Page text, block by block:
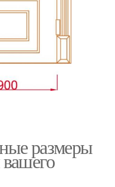
размеры